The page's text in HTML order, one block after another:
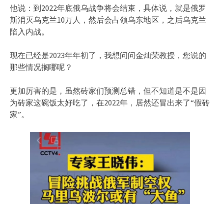
他说：到2022年底俄乌战争将会结束，具体说，就是俄罗
斯消灭乌克兰10万人，然后会占领乌东地区，之后乌克兰
陷入内战。
现在已经是2023年年初了，我想问问金灿荣教授，您说的
那些情况搁哪呢？
更加厉害的是，虽然砖家们预测总错，但不知道是不是因
为砖家这碗饭太好吃了，在2022年，居然还冒出来了“假砖
家”。